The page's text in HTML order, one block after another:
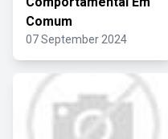
Comum
07 September 2024